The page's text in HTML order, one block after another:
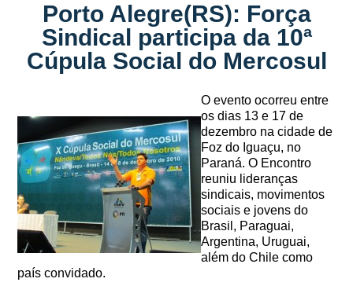
Porto Alegre(RS): Força
Sindical participa da 10ª
Cúpula Social do Mercosul
O evento ocorreu entre
os dias 13 e 17 de
dezembro na cidade de
Foz do Iguaçu, no
Paraná. O Encontro
reuniu lideranças
sindicais, movimentos
sociais e jovens do
Brasil, Paraguai,
Argentina, Uruguai,
além do Chile como
país convidado.